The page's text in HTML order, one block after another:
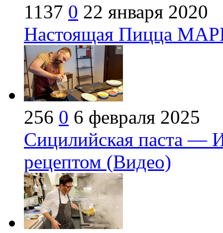
1137 0 22 января 2020
Настоящая Пицца
256 0 6 февраля 2025
Сицилийская паста —
рецептом (Видео)